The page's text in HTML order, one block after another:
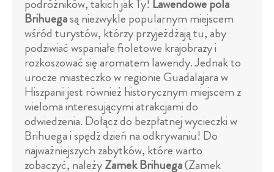
podróżników, takich jak Ty! Lawendowe pola
Brihuegasą niezwykle popularnym miejscem
wśród turystów, którzy przyjeżdżają tu, aby
podziwiać wspaniałe fioletowe krajobrazy i
rozkoszować się aromatem lawendy. Jednak to
urocze miasteczko w regionie Guadalajara w
Hiszpanii jest również historycznym miejscem z
wieloma interesującymi atrakcjami do
odwiedzenia. Dołącz do bezpłatnej wycieczki w
Brihuega i spędź dzień na odkrywaniu! Do
najważniejszych zabytków, które warto
zobaczyć, należyZamek Brihuega(Zamek